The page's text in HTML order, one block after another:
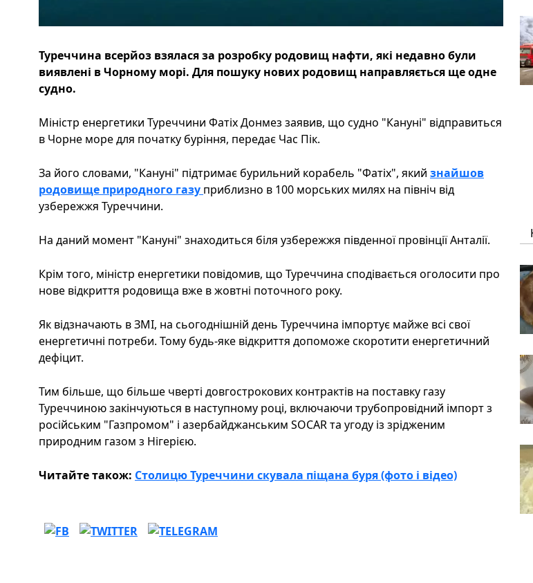
Туреччина всерйоз взялася за розробку родовищ нафти, які недавно були
виявлені в Чорному морі. Для пошуку нових родовищ направляється ще одне
судно.
Міністр енергетики Туреччини Фатіх Донмез заявив, що судно "Кануні" відправиться
в Чорне море для початку буріння, передає Час Пік.
За його словами, "Кануні" підтримає бурильний корабель "Фатіх", який знайшов
родовище природного газу приблизно в 100 морських милях на північ від
узбережжя Туреччини.
На даний момент "Кануні" знаходиться біля узбережжя південної провінції Анталії.
Крім того, міністр енергетики повідомив, що Туреччина сподівається оголосити про
нове відкриття родовища вже в жовтні поточного року.
Як відзначають в ЗМІ, на сьогоднішній день Туреччина імпортує майже всі свої
енергетичні потреби. Тому будь-яке відкриття допоможе скоротити енергетичний
дефіцит.
Тим більше, що більше чверті довгострокових контрактів на поставку газу
Туреччиною закінчуються в наступному році, включаючи трубопровідний імпорт з
російським "Газпромом" і азербайджанським SOCAR та угоду із зрідженим
природним газом з Нігерією.
Читайте також: Столицю Туреччини скувала піщана буря (фото і відео)